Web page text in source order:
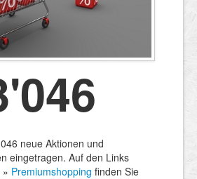
neue Aktionen und
eingetragen. Auf den Links
» Premiumshopping finden Sie